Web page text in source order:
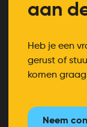
aan
Heb je een
gerust of
komen
Neem